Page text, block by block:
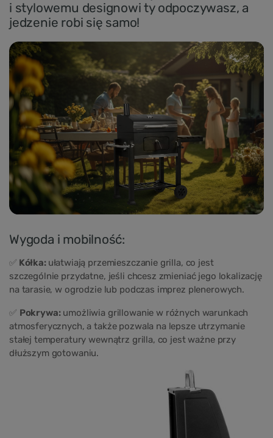
i stylowemu designowi ty odpoczywasz, a
jedzenie robi się samo!
Wygoda i mobilność:
✅ Kółka: ułatwiają przemieszczanie grilla, co jest
szczególnie przydatne, jeśli chcesz zmieniać jego lokalizację
na tarasie, w ogrodzie lub podczas imprez plenerowych.
✅ Pokrywa:umożliwia grillowanie w różnych warunkach
atmosferycznych, a także pozwala na lepsze utrzymanie
stałej temperatury wewnątrz grilla, co jest ważne przy
dłuższym gotowaniu.